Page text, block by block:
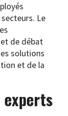
Le
de débat
solutions
et de la
experts